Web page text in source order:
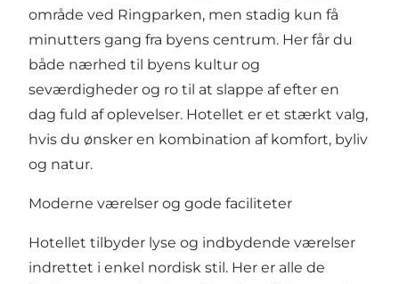
område ved Ringparken, men stadig kun få
minutters gang fra byens centrum. Her får du
både nærhed til byens kultur og
seværdigheder og ro til at slappe af efter en
dag fuld af oplevelser. Hotellet er et stærkt valg,
hvis du ønsker en kombination af komfort, byliv
og natur.
Moderne værelser og gode faciliteter
Hotellet tilbyder lyse og indbydende værelser
indrettet i enkel nordisk stil. Her er alle de